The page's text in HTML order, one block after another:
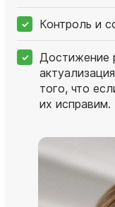
Контроль и
Достижение
того, что
их исправим.